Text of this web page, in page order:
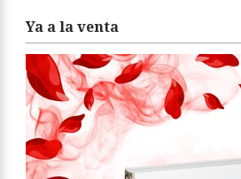
Ya a la venta